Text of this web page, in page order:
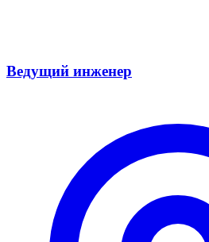
Ведущий инженер